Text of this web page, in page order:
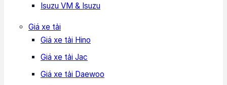
Isuzu VM & Isuzu
Giá xe tải
Giá xe tải Hino
Giá xe tải Jac
Giá xe tải Daewoo